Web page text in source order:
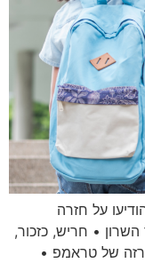
על חזרה
השרון • חריש, כזכור,
של טראמפ •